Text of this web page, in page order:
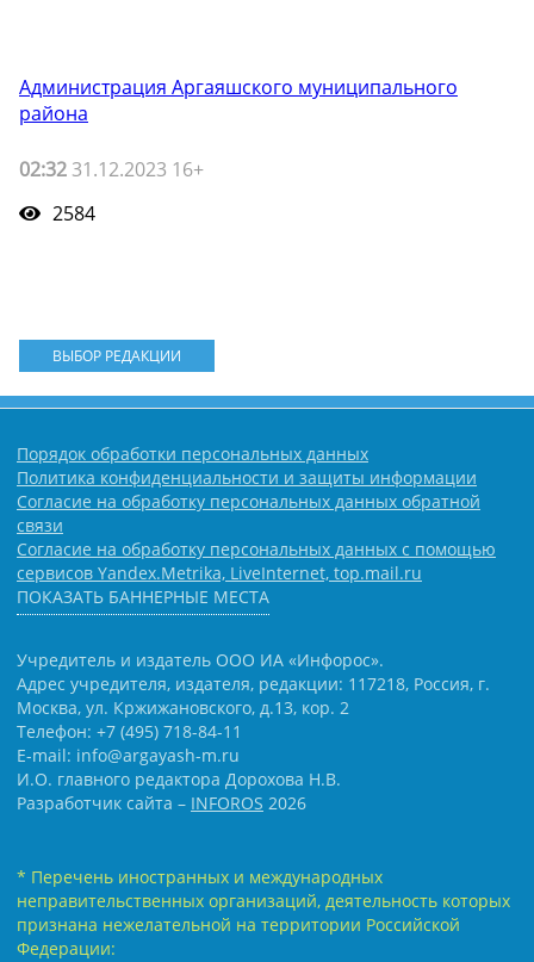
Администрация Аргаяшского муниципального
района
02:32 31.12.2023 16+
2584
ВЫБОР РЕДАКЦИИ
Порядок обработки персональных данных
Политика конфиденциальности и защиты информации
Согласие на обработку персональных данных обратной
связи
Согласие на обработку персональных данных с помощью
сервисов Yandex.Metrika, LiveInternet, top.mail.ru
ПОКАЗАТЬ БАННЕРНЫЕ МЕСТА
Учредитель и издатель ООО ИА «Инфорос».
Адрес учредителя, издателя, редакции: 117218, Россия, г.
Москва, ул. Кржижановского, д.13, кор. 2
Телефон: +7 (495) 718-84-11
E-mail: info@argayash-m.ru
И.О. главного редактора Дорохова Н.В.
Разработчик сайта – INFOROS 2026
* Перечень иностранных и международных
неправительственных организаций, деятельность которых
признана нежелательной на территории Российской
Федерации: